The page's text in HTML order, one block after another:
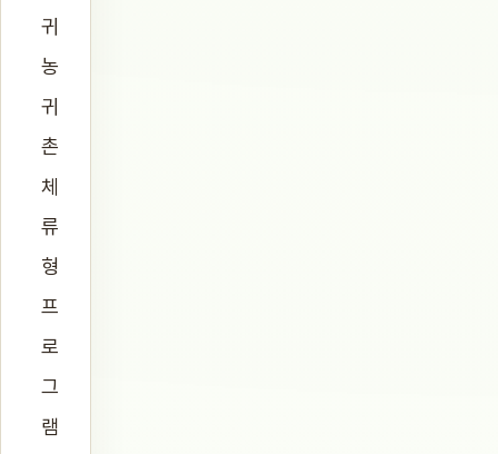
귀
농
귀
촌
체
류
형
프
로
그
램